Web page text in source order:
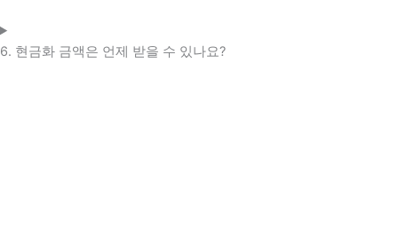
6. 현금화 금액은 언제 받을 수 있나요?